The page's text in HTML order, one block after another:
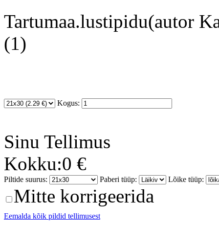
Tartumaa.lustipidu(autor
(1)
Kogus:
Sinu Tellimus
Kokku:0 €
Piltide suurus: Paberi tüüp: Lõike tüüp:
Mitte korrigeerida
Eemalda kõik pildid tellimusest